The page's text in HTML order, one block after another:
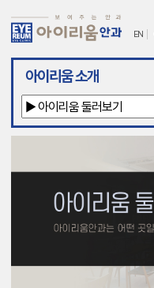
EN
아이리움 소개